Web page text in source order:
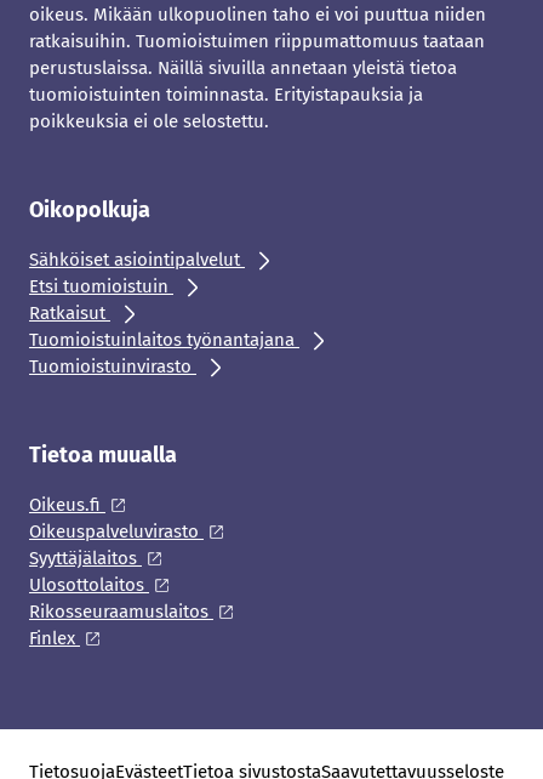
oikeus. Mikään ulkopuolinen taho ei voi puuttua niiden
ratkaisuihin. Tuomioistuimen riippumattomuus taataan
perustuslaissa. Näillä sivuilla annetaan yleistä tietoa
tuomioistuinten toiminnasta. Erityistapauksia ja
poikkeuksia ei ole selostettu.
Oikopolkuja
Sähköiset asiointipalvelut
Etsi tuomioistuin
Ratkaisut
Tuomioistuinlaitos työnantajana
Tuomioistuinvirasto
Tietoa muualla
Oikeus.fi
Oikeuspalveluvirasto
Syyttäjälaitos
Ulosottolaitos
Rikosseuraamuslaitos
Finlex
TietosuojaEvästeetTietoa sivustostaSaavutettavuusseloste